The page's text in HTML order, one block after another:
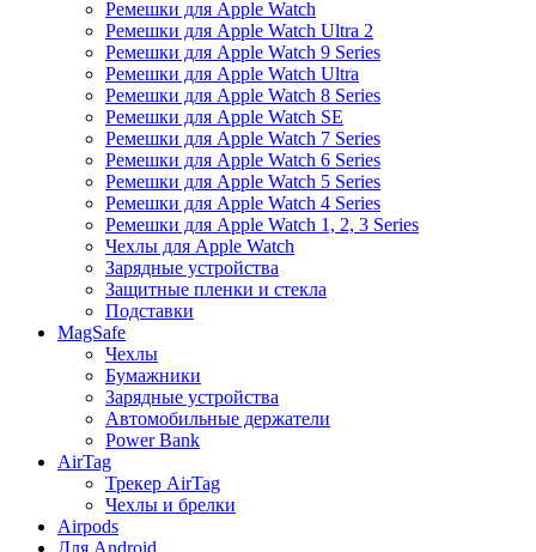
Ремешки для Apple Watch
Ремешки для Apple Watch Ultra 2
Ремешки для Apple Watch 9 Series
Ремешки для Apple Watch Ultra
Ремешки для Apple Watch 8 Series
Ремешки для Apple Watch SE
Ремешки для Apple Watch 7 Series
Ремешки для Apple Watch 6 Series
Ремешки для Apple Watch 5 Series
Ремешки для Apple Watch 4 Series
Ремешки для Apple Watch 1, 2, 3 Series
Чехлы для Apple Watch
Зарядные устройства
Защитные пленки и стекла
Подставки
MagSafe
Чехлы
Бумажники
Зарядные устройства
Автомобильные держатели
Power Bank
AirTag
Трекер AirTag
Чехлы и брелки
Airpods
Для Android